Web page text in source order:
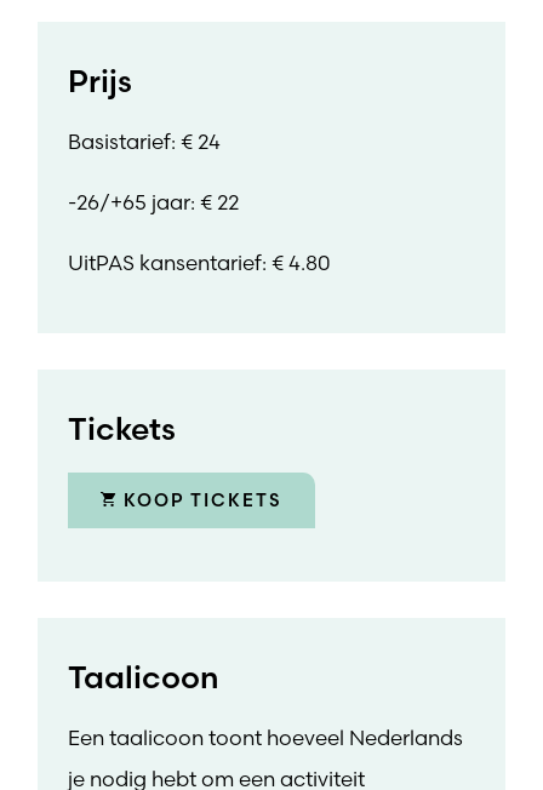
Prijs
Basistarief: € 24
-26/+65 jaar: € 22
UitPAS kansentarief: € 4.80
Tickets
KOOP TICKETS
Taalicoon
Een taalicoon toont hoeveel Nederlands
je nodig hebt om een activiteit